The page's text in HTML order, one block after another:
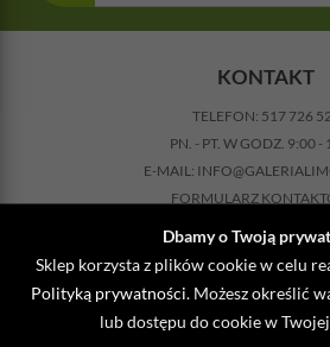
Dbamy o Twoją
Sklep korzysta z plików cookie w celu
Polityką prywatności. Możesz określić
lub dostępu do cookie w
KONTAKT
TELEFON: 517 726
PN. - PT. W GODZ. 9:00 -
E-MAIL:
FORMULARZ
INFORMACJE
REGULAMIN
KOSZTY DOSTAWY